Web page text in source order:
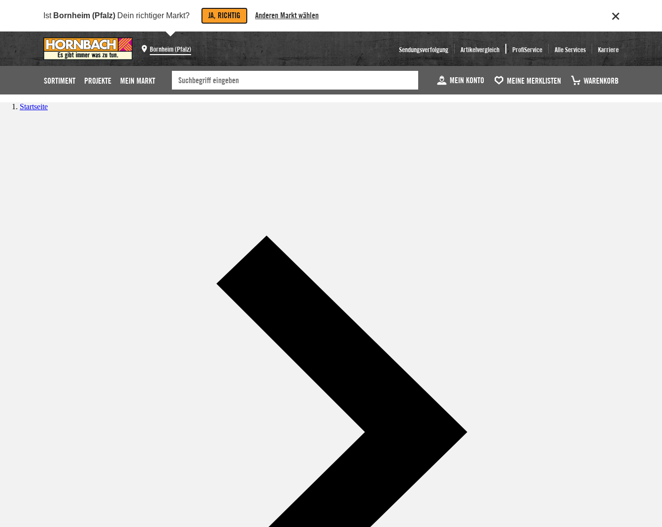
Ist Bornheim (Pfalz) Dein richtiger Markt? JA, RICHTIG Anderen Markt wählen
Bornheim (Pfalz) Sendungsverfolgung Artikelvergleich ProfiService Alle Services Karriere
SORTIMENT PROJEKTE MEIN MARKT MEIN KONTO MEINE MERKLISTEN WARENKORB
Startseite